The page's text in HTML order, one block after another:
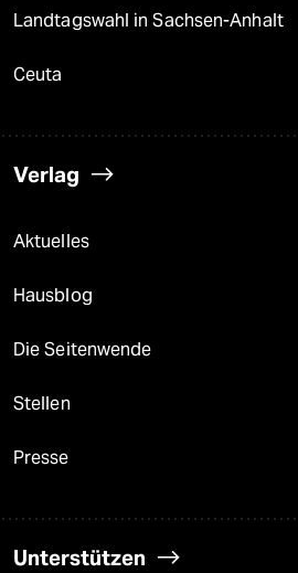
Landtagswahl in Sachsen-Anhalt
Ceuta
Verlag
Aktuelles
Hausblog
Die Seitenwende
Stellen
Presse
Unterstützen